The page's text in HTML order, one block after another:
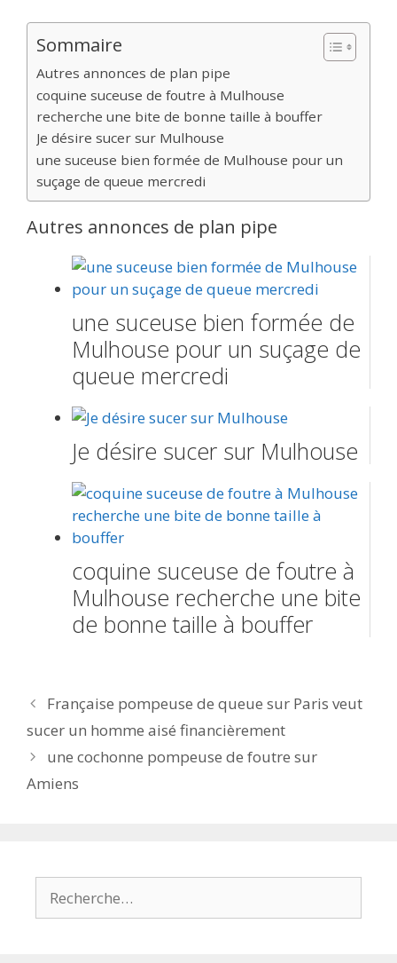
Sommaire
Autres annonces de plan pipe
coquine suceuse de foutre à Mulhouse
recherche une bite de bonne taille à bouffer
Je désire sucer sur Mulhouse
une suceuse bien formée de Mulhouse pour un
suçage de queue mercredi
Autres annonces de plan pipe
une suceuse bien formée de
Mulhouse pour un suçage de
queue mercredi
Je désire sucer sur Mulhouse
coquine suceuse de foutre à
Mulhouse recherche une bite
de bonne taille à bouffer
Navigation
des
Française pompeuse de queue sur Paris veut
sucer un homme aisé financièrement
une cochonne pompeuse de foutre sur
Amiens